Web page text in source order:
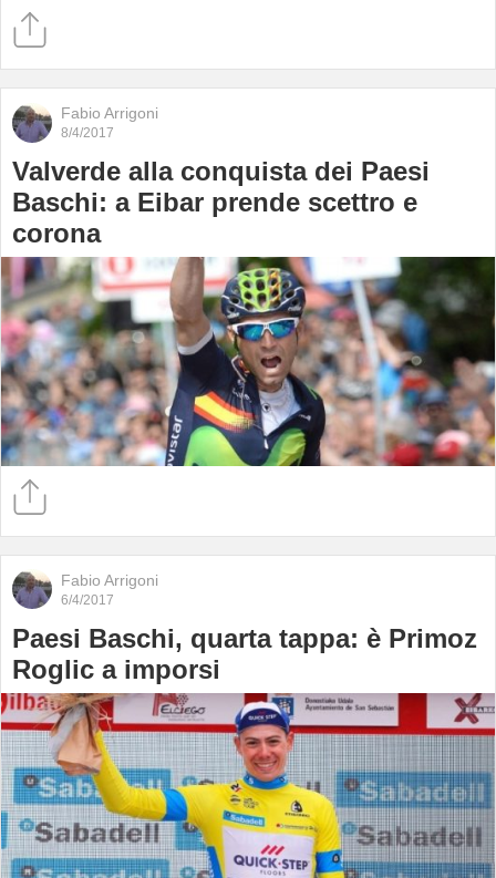
Fabio Arrigoni
8/4/2017
Valverde alla conquista dei Paesi
Baschi: a Eibar prende scettro e
corona
Fabio Arrigoni
6/4/2017
Paesi Baschi, quarta tappa: è Primoz
Roglic a imporsi